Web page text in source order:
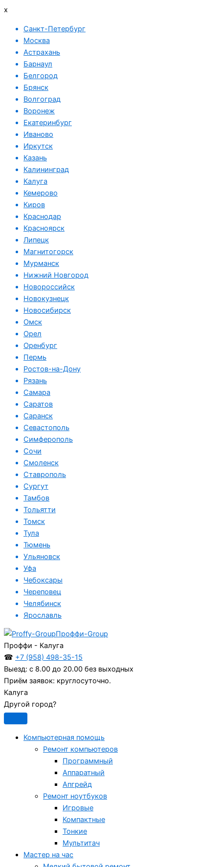
x
Санкт-Петербург
Москва
Астрахань
Барнаул
Белгород
Брянск
Волгоград
Воронеж
Екатеринбург
Иваново
Иркутск
Казань
Калининград
Калуга
Кемерово
Киров
Краснодар
Красноярск
Липецк
Магнитогорск
Мурманск
Нижний Новгород
Новороссийск
Новокузнецк
Новосибирск
Омск
Орел
Оренбург
Пермь
Ростов-на-Дону
Рязань
Самара
Саратов
Саранск
Севастополь
Симферополь
Сочи
Смоленск
Ставрополь
Сургут
Тамбов
Тольятти
Томск
Тула
Тюмень
Ульяновск
Уфа
Чебоксары
Череповец
Челябинск
Ярославль
Проффи-Group
Проффи - Калуга
☎ +7 (958) 498-35-15
Выезд: с 8.00 до 20.00 без выходных
Приём заявок: круглосуточно.
Калуга
Другой город?
Компьютерная помощь
Ремонт компьютеров
Программный
Аппаратный
Апгрейд
Ремонт ноутбуков
Игровые
Компактные
Тонкие
Мультитач
Мастер на час